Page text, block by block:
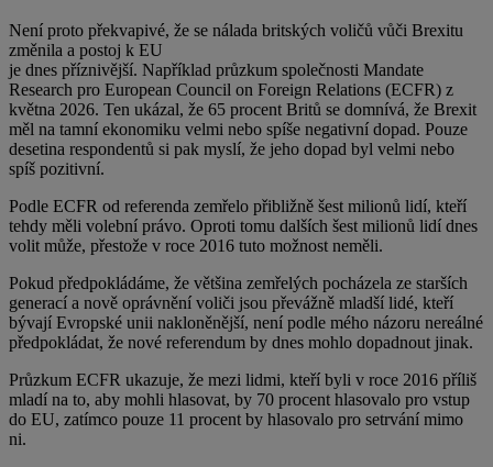
Není proto překvapivé, že se nálada britských voličů vůči Brexitu
změnila a postoj k EU
je dnes příznivější. Například průzkum společnosti Mandate
Research pro European Council on Foreign Relations (ECFR) z
května 2026. Ten ukázal, že 65 procent Britů se domnívá, že Brexit
měl na tamní ekonomiku velmi nebo spíše negativní dopad. Pouze
desetina respondentů si pak myslí, že jeho dopad byl velmi nebo
spíš pozitivní.
Podle ECFR od referenda zemřelo přibližně šest milionů lidí, kteří
tehdy měli volební právo. Oproti tomu dalších šest milionů lidí dnes
volit může, přestože v roce 2016 tuto možnost neměli.
Pokud předpokládáme, že většina zemřelých pocházela ze starších
generací a nově oprávnění voliči jsou převážně mladší lidé, kteří
bývají Evropské unii nakloněnější, není podle mého názoru nereálné
předpokládat, že nové referendum by dnes mohlo dopadnout jinak.
Průzkum ECFR ukazuje, že mezi lidmi, kteří byli v roce 2016 příliš
mladí na to, aby mohli hlasovat, by 70 procent hlasovalo pro vstup
do EU, zatímco pouze 11 procent by hlasovalo pro setrvání mimo
ni.